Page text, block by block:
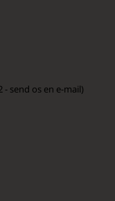
- send os en e-mail)